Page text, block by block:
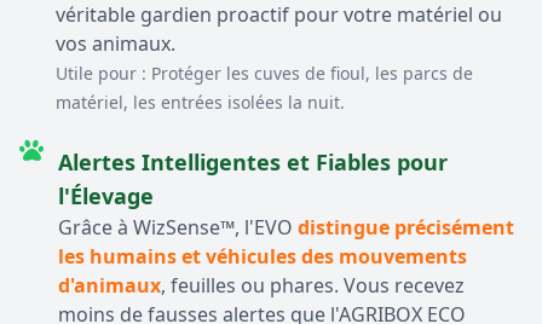
véritable gardien proactif pour votre matériel ou
vos animaux.
Utile pour : Protéger les cuves de fioul, les parcs de
matériel, les entrées isolées la nuit.
Alertes Intelligentes et Fiables pour
l'Élevage
Grâce à WizSense™, l'EVO distingue précisément
les humains et véhicules des mouvements
d'animaux, feuilles ou phares. Vous recevez
moins de fausses alertes que l'AGRIBOX ECO